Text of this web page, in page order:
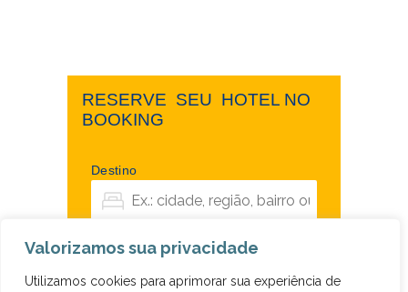
Valorizamos sua privacidade
Utilizamos cookies para aprimorar sua experiência de
RESERVE ​ ​SEU ​ ​HOTEL NO ​ ​
BOOKING
Destino
Data de entrada Data de saída